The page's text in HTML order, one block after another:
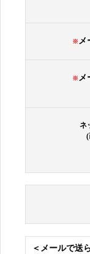
※メ
※メ
ネ
(
＜メールで送